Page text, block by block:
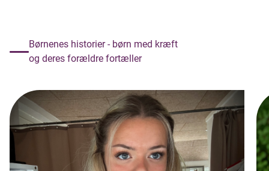
Børnenes historier - børn med kræft
og deres forældre fortæller